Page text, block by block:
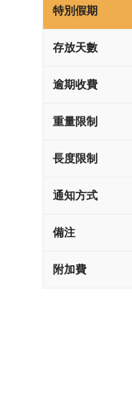
特別假期
存放天數
逾期收費
重量限制
長度限制
通知方式
備注
附加費